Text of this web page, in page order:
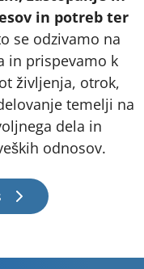
in potreb ter
se odzivamo na
in prispevamo k
življenja, otrok,
temelji na
dela in
odnosov.